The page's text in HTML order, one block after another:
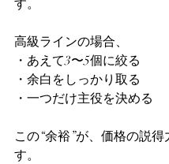
す。
高級ラインの場合、
・あえて3〜5個に絞る
・余白をしっかり取る
・一つだけ主役を決める
この“余裕”が、価格の説得
す。